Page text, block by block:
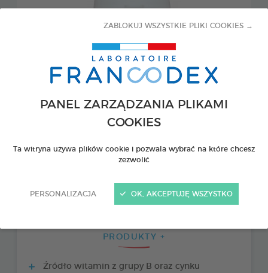
PANEL ZARZĄDZANIA PLIKAMI
COOKIES
Ta witryna używa plików cookie i pozwala wybrać na które chcesz
zezwolić
PERSONALIZACJA
ZABLOKUJ WSZYSTKIE PLIKI COOKIES →
OK, AKCEPTUJĘ WSZYSTKO
PRODUKTY +
Źródło witamin z grupy B oraz cynku